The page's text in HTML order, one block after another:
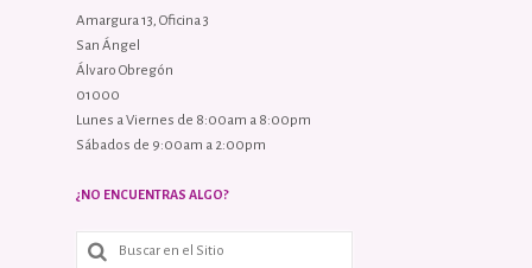
Amargura 13, Oficina 3
San Ángel
Álvaro Obregón
01000
Lunes a Viernes de 8:00am a 8:00pm
Sábados de 9:00am a 2:00pm
¿NO ENCUENTRAS ALGO?